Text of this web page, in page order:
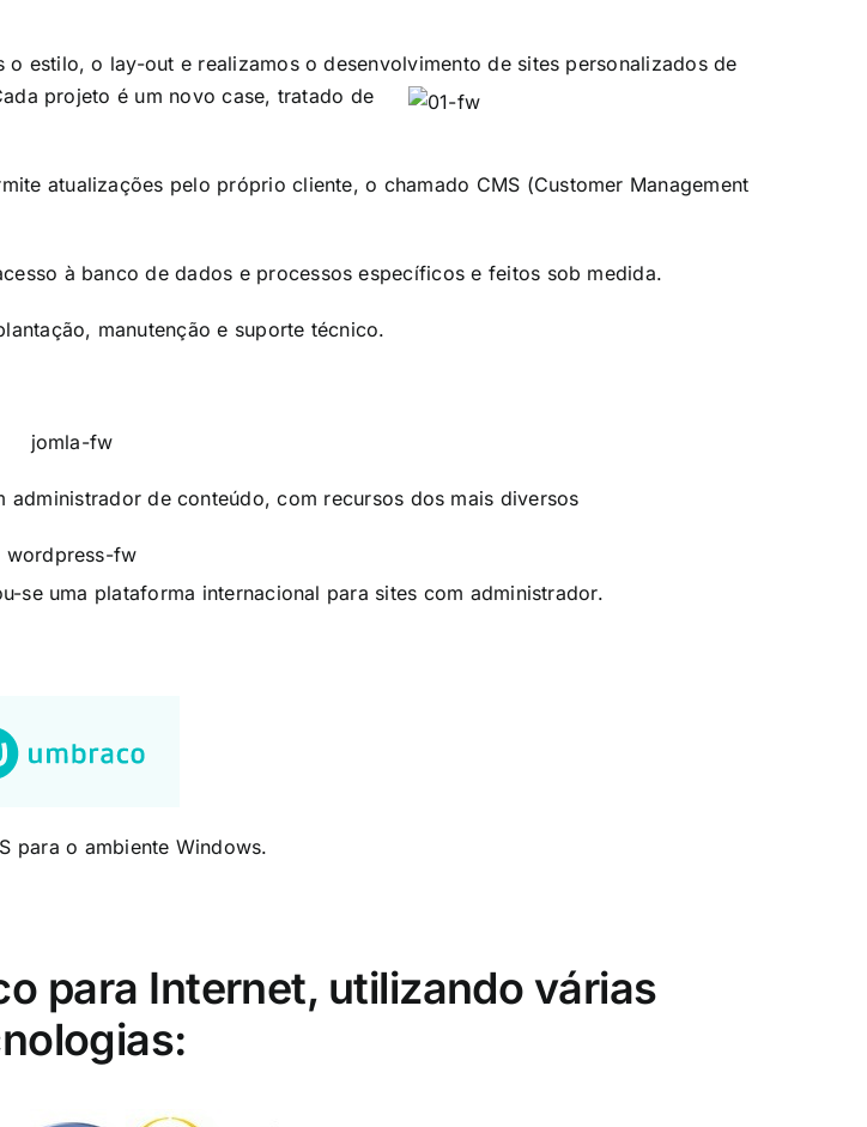
estilo, o lay-out e realizamos o desenvolvimento de sites personalizados de
projeto é um novo case, tratado de
atualizações pelo próprio cliente, o chamado CMS (Customer Management
à banco de dados e processos específicos e feitos sob medida.
manutenção e suporte técnico.
de conteúdo, com recursos dos mais diversos
se uma plataforma internacional para sites com administrador.
para o ambiente Windows.
para Internet, utilizando várias